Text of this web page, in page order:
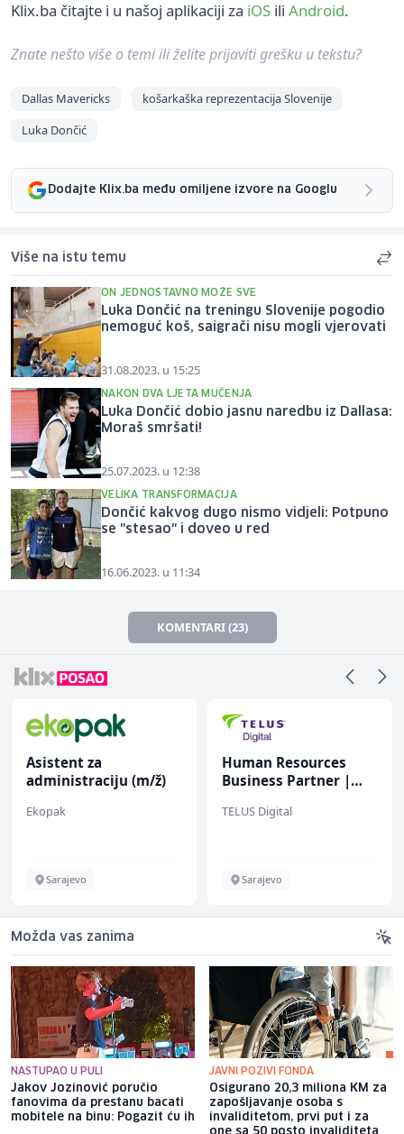
Klix.ba čitajte i u našoj aplikaciji za iOS ili Android.
Znate nešto više o temi ili želite prijaviti grešku u tekstu?
Dallas Mavericks
košarkaška reprezentacija Slovenije
Luka Dončić
Dodajte Klix.ba među omiljene izvore na Googlu
Više na istu temu
ON JEDNOSTAVNO MOŽE SVE
Luka Dončić na treningu Slovenije pogodio
nemoguć koš, saigrači nisu mogli vjerovati
31.08.2023. u 15:25
NAKON DVA LJETA MUČENJA
Luka Dončić dobio jasnu naredbu iz Dallasa:
Moraš smršati!
25.07.2023. u 12:38
VELIKA TRANSFORMACIJA
Dončić kakvog dugo nismo vidjeli: Potpuno
se "stesao" i doveo u red
16.06.2023. u 11:34
KOMENTARI (23)
Human Resources
Business Partner |
TELUS Digital
Sarajevo
Dispatcher (m/ž)
BCO
Sarajevo
Možda vas zanima
NASTUPAO U PULI
Jakov Jozinović poručio
fanovima da prestanu bacati
mobitele na binu: Pogazit ću ih
JAVNI POZIVI FONDA
Osigurano 20,3 miliona KM za
zapošljavanje osoba s
invaliditetom, prvi put i za
one sa 50 posto invaliditeta